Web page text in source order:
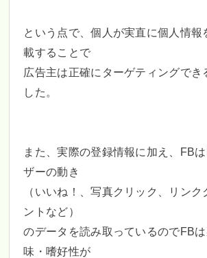
という点で、個人が実直に個人情報
載することで
広告主は正確にターゲティングでき
した。
また、実際の登録情報に加え、FB
ザーの動き
（いいね！、写真クリック、リンク
ントなど）
のデータを読み取っているのでFB
味・嗜好性が